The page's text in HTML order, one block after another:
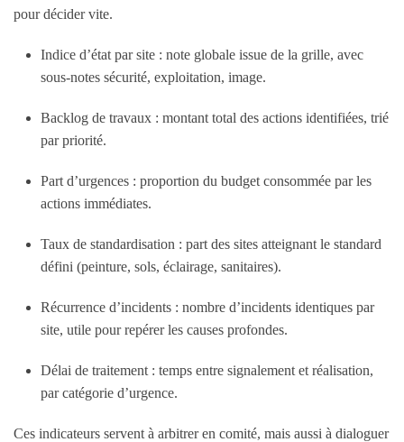
pour décider vite.
Indice d’état par site : note globale issue de la grille, avec
sous-notes sécurité, exploitation, image.
Backlog de travaux : montant total des actions identifiées, trié
par priorité.
Part d’urgences : proportion du budget consommée par les
actions immédiates.
Taux de standardisation : part des sites atteignant le standard
défini (peinture, sols, éclairage, sanitaires).
Récurrence d’incidents : nombre d’incidents identiques par
site, utile pour repérer les causes profondes.
Délai de traitement : temps entre signalement et réalisation,
par catégorie d’urgence.
Ces indicateurs servent à arbitrer en comité, mais aussi à dialoguer